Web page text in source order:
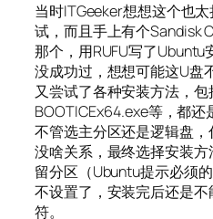
当时ITGeeker想想这个也
试，而且手上有个Sandisk
那个，用RUFU写了Ubuntu
没成功过，想想可能这U盘
又尝试了各种安装方法，包
BOOTICEx64.exe等，都还
不管选主分区还是逻辑盘
没啥关系，最终选择安装
留分区（Ubuntu提示必须
不设置了，安装完后还是
符。